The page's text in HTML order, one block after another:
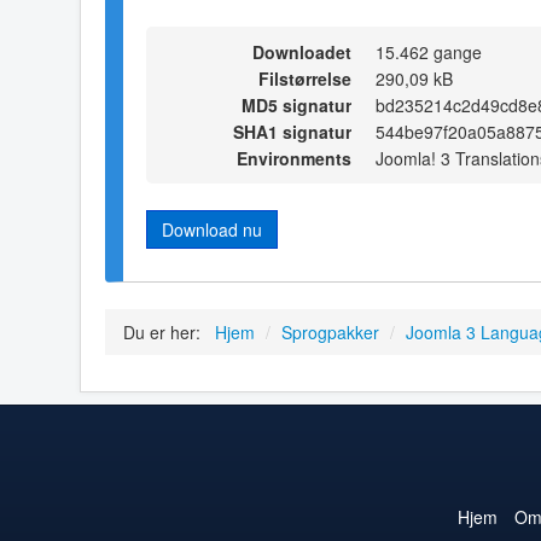
Downloadet
15.462 gange
Filstørrelse
290,09 kB
MD5 signatur
SHA1 signatur
Environments
Joomla! 3
Download nu
Du er her: Hjem / Sprogpakker / Joomla 3
Hjem Om